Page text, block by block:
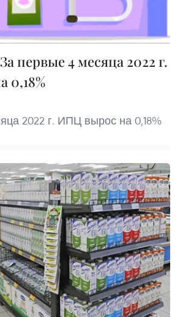
За первые 4 месяца 2022 г.
0,18%
2022 г. ИПЦ вырос на 0,18%